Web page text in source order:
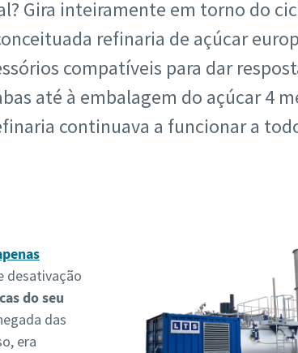
Gira inteiramente em torno do
refinaria de açúcar
compatíveis para dar
até à embalagem do açúcar 4
continuava a funcionar a
desativação
do seu
das
era